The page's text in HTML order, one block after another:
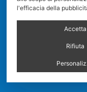
l'efficacia della
Accetta
Rifiuta